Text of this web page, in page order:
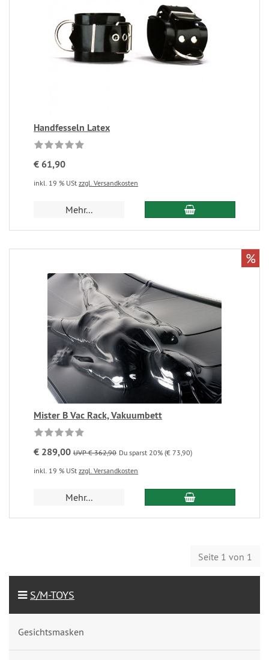
Handfesseln Latex
€ 61,90
inkl. 19 % USt zzgl. Versandkosten
Mehr...
Mister B Vac Rack, Vakuumbett
€ 289,00 UVP € 362,90 Du sparst 20% (€ 73,90)
inkl. 19 % USt zzgl. Versandkosten
Mehr...
%
Seite 1 von 1
S/M-TOYS
Gesichtsmasken